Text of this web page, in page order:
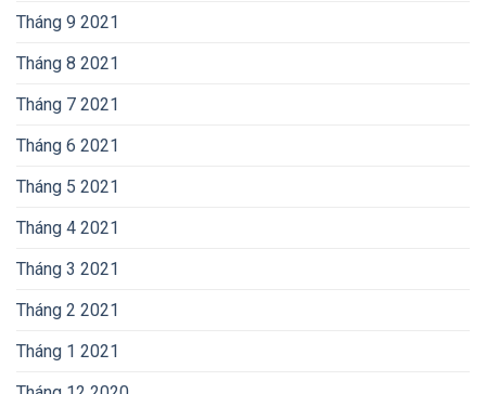
Tháng 9 2021
Tháng 8 2021
Tháng 7 2021
Tháng 6 2021
Tháng 5 2021
Tháng 4 2021
Tháng 3 2021
Tháng 2 2021
Tháng 1 2021